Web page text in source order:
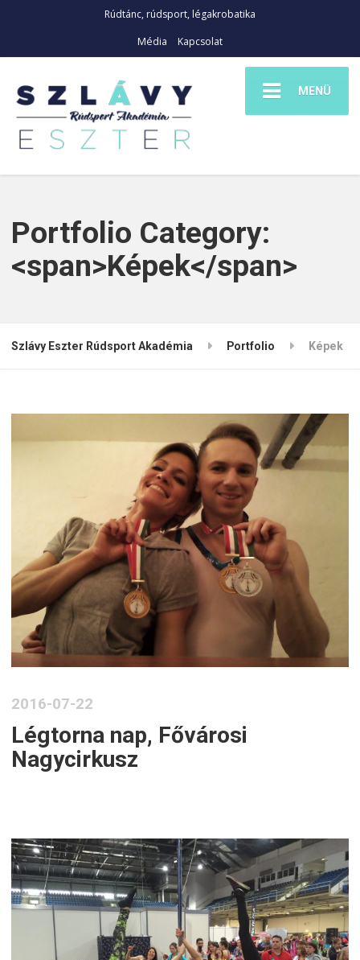
Rúdtánc, rúdsport, légakrobatika
Média
Kapcsolat
MENÜ
Portfolio Category:
<span>Képek</span>
Szlávy Eszter Rúdsport Akadémia Portfolio Képek
2016-07-22
Légtorna nap, Fővárosi
Nagycirkusz